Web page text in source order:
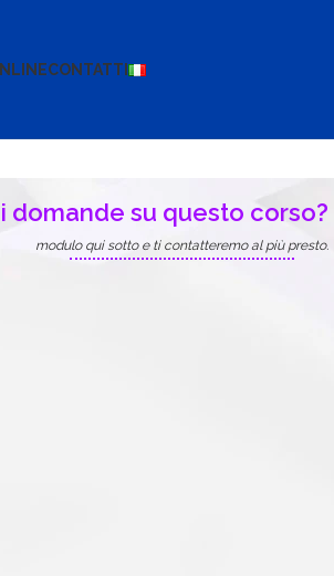
CONTATTI
domande su questo corso?
modulo qui sotto e ti contatteremo al più presto.